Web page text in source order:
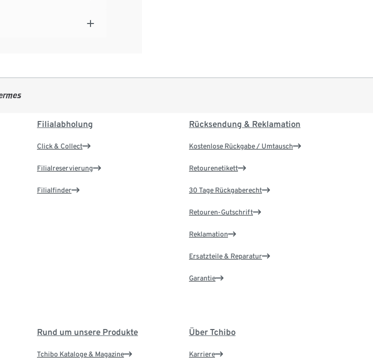
Filialabholung
Click & Collect
Filialreservierung
Filialfinder
Rücksendung & Reklamation
Kostenlose Rückgabe / Umtausch
Retourenetikett
30 Tage Rückgaberecht
Retouren-Gutschrift
Reklamation
Ersatzteile & Reparatur
Garantie
Rund um unsere Produkte
Tchibo Kataloge & Magazine
Über Tchibo
Karriere